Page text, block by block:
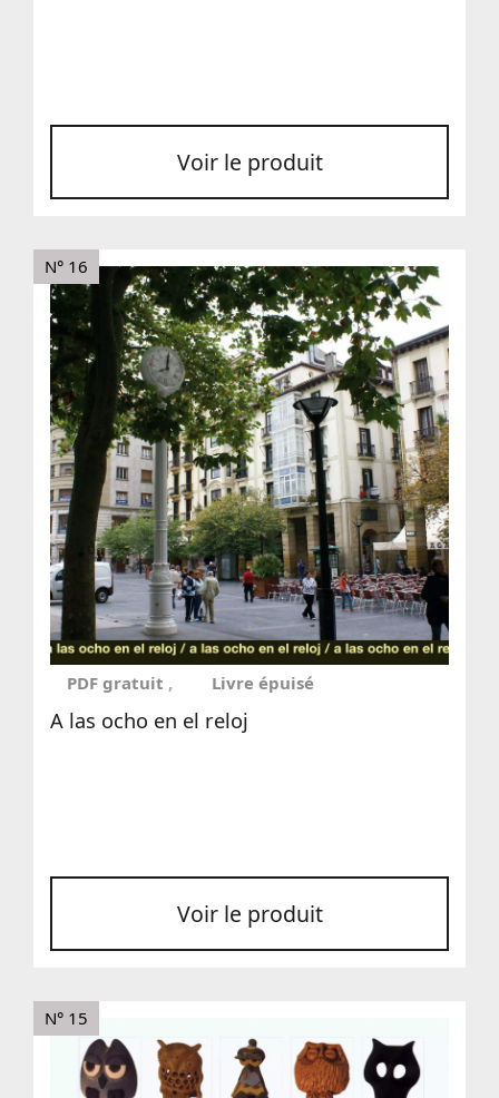
Voir le produit
N° 16
PDF gratuit Livre épuisé
A las ocho en el reloj
Voir le produit
N° 15